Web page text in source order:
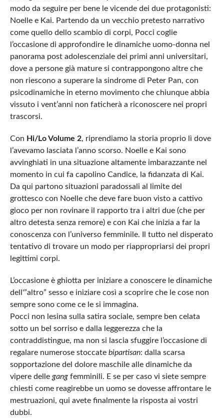
modo da seguire per bene le vicende dei due protagonisti:
Noelle e Kai. Partendo da un vecchio pretesto narrativo
come quello dello scambio di corpi, Pocci coglie
l’occasione di approfondire le dinamiche uomo-donna nel
panorama post adolescenziale dei primi anni universitari,
dove a persone già mature si contrappongono altre che
non riescono a superare la sindrome di Peter Pan, con
psicodinamiche in eterno movimento che chiunque abbia
vissuto i vent’anni non faticherà a riconoscere nei propri
trascorsi.
Con Hi/Lo Volume 2, riprendiamo la storia proprio lì dove
l’avevamo lasciata l’anno scorso. Noelle e Kai sono
avvinghiati in una situazione altamente imbarazzante nel
momento in cui fa capolino Candice, la fidanzata di Kai.
Da qui partono situazioni paradossali al limite del
grottesco con Noelle che deve fare buon visto a cattivo
gioco per non rovinare il rapporto tra i altri due (che per
altro detesta senza remore) e con Kai che inizia a far la
conoscenza con l’universo femminile. Il tutto nel disperato
tentativo di trovare un modo per riappropriarsi dei propri
legittimi corpi.
L’occasione è ghiotta per iniziare a conoscere le dinamiche
dell'”altro” sesso e iniziare così a scoprire che le cose non
sempre sono come ce le si immagina.
Pocci non lesina sulla satira sociale, sempre ben celata
sotto un bel sorriso e dalla leggerezza che la
contraddistingue, ma non si lascia sfuggire l’occasione di
regalare numerose stoccate bipartisan: dalla scarsa
sopportazione del dolore maschile alle dinamiche da
vipere delle gangfemminili. E se per caso vi siete sempre
chiesti come reagirebbe un uomo se dovesse affrontare le
mestruazioni, qui avete finalmente la risposta ai vostri
dubbi.